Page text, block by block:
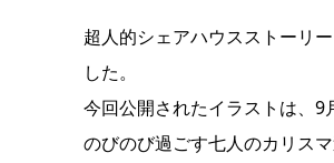
超人的シェアハウスストーリ
した。
今回公開されたイラストは、
のびのび過ごす七人のカリス